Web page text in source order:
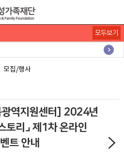
모두보기
모집/행사
광역지원센터] 2024년
토리⌟ 제1차 온라인
트 안내